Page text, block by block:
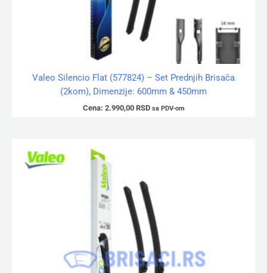
Valeo Silencio Flat (577824) – Set Prednjih Brisača
(2kom), Dimenzije: 600mm & 450mm
Cena: 2.990,00 RSD sa PDV-om